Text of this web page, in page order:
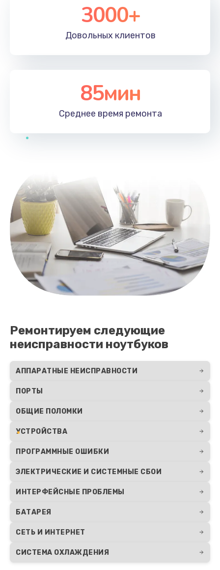
3000+
Довольных клиентов
85мин
Среднее время ремонта
Ремонтируем следующие
неисправности ноутбуков
АППАРАТНЫЕ НЕИСПРАВНОСТИ
ПОРТЫ
ОБЩИЕ ПОЛОМКИ
УСТРОЙСТВА
ПРОГРАММНЫЕ ОШИБКИ
ЭЛЕКТРИЧЕСКИЕ И СИСТЕМНЫЕ СБОИ
ИНТЕРФЕЙСНЫЕ ПРОБЛЕМЫ
БАТАРЕЯ
СЕТЬ И ИНТЕРНЕТ
СИСТЕМА ОХЛАЖДЕНИЯ